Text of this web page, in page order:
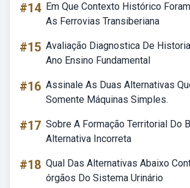
#14 Em Que Contexto Histórico
As Ferrovias Transiberiana
#15 Avaliação Diagnostica De
Ano Ensino Fundamental
#16 Assinale As Duas Alternativas
Somente Máquinas Simples.
#17 Sobre A Formação Territorial Do
Alternativa Incorreta
#18 Qual Das Alternativas Abaixo
órgãos Do Sistema Urinário